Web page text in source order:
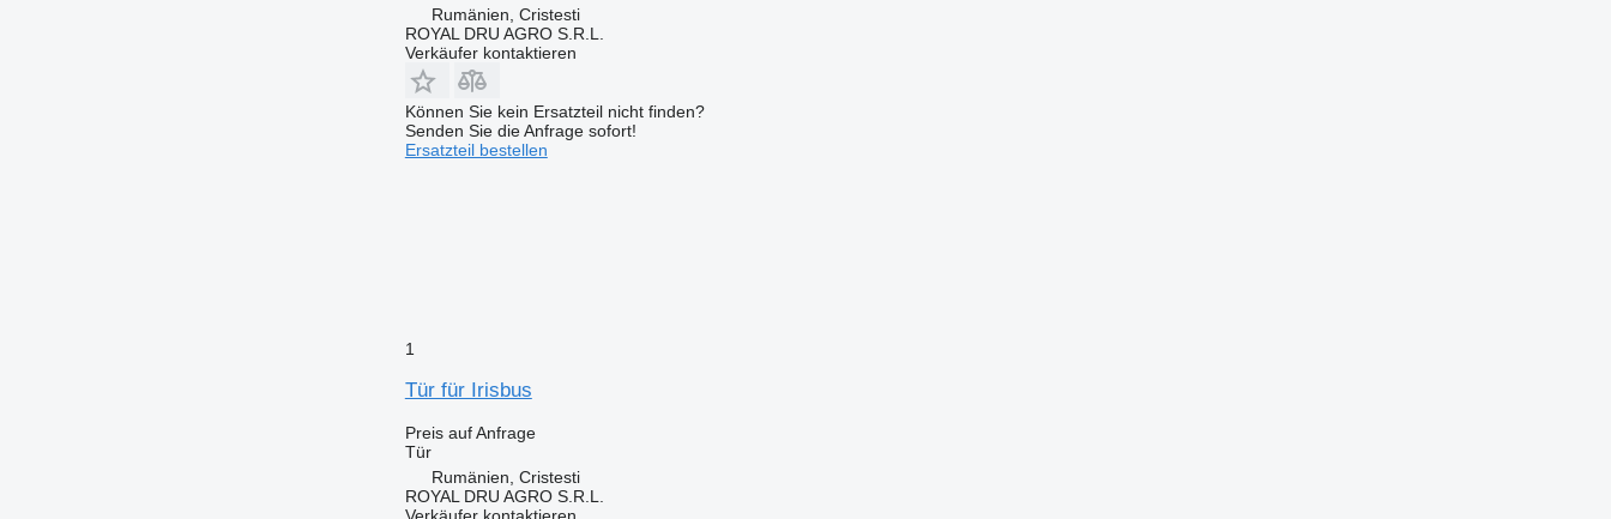
Rumänien, Cristesti
ROYAL DRU AGRO S.R.L.
Verkäufer kontaktieren
Können Sie kein Ersatzteil nicht finden?
Senden Sie die Anfrage sofort!
Ersatzteil bestellen
1
Tür für Irisbus
Preis auf Anfrage
Tür
Rumänien, Cristesti
ROYAL DRU AGRO S.R.L.